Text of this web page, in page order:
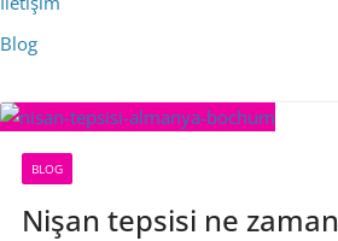
Blog
BLOG
Nişan tepsisi ne zaman